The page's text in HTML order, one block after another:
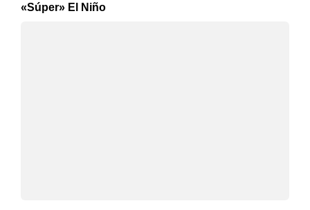
«Súper» El Niño